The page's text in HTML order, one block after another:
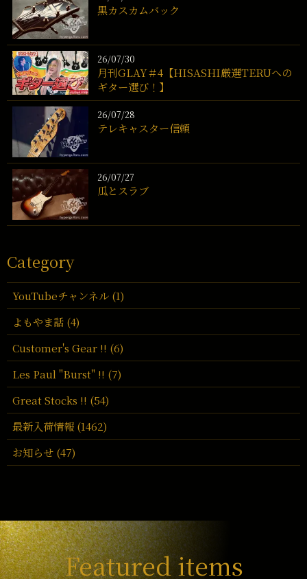
黒カスカムバック
26/07/30
月刊GLAY＃4【HISASHI厳選TERUへの
ギター選び！】
26/07/28
テレキャスター信頼
26/07/27
瓜とスラブ
Category
YouTubeチャンネル (1)
よもやま話 (4)
Customer's Gear !! (6)
Les Paul "Burst" !! (7)
Great Stocks !! (54)
最新入荷情報 (1462)
お知らせ (47)
Featured items